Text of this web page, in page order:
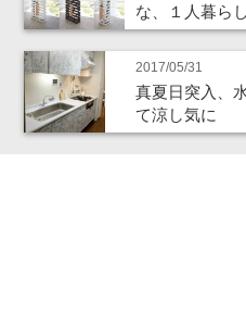
な、１人暮ら
2017/05/31
真夏日突入、
て涼し気に